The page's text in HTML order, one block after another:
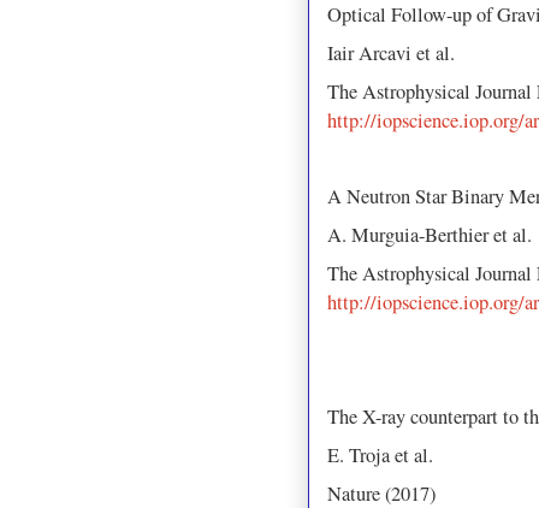
Optical Follow-up of
Iair Arcavi et al.
The Astrophysical
http://iopscience.iop.org/
A Neutron Star Binary
A. Murguia-Berthier et al.
The Astrophysical
http://iopscience.iop.org/
The X-ray counterpart to
E. Troja et al.
Nature (2017)